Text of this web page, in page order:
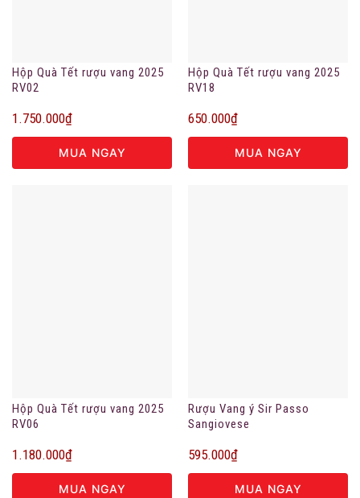
Hộp Quà Tết rượu vang 2025
RV02
1.750.000₫
MUA NGAY
Hộp Quà Tết rượu vang 2025
RV18
650.000₫
MUA NGAY
Hộp Quà Tết rượu vang 2025
RV06
1.180.000₫
MUA NGAY
Rượu Vang ý Sir Passo
Sangiovese
595.000₫
MUA NGAY